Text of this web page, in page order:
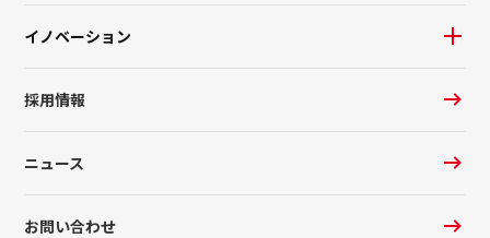
イノベーション
採用情報
ニュース
お問い合わせ